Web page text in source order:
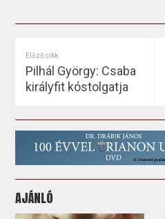
Előző cikk
Pilhál György: Csaba
királyfit kóstolgatja
AJÁNLÓ